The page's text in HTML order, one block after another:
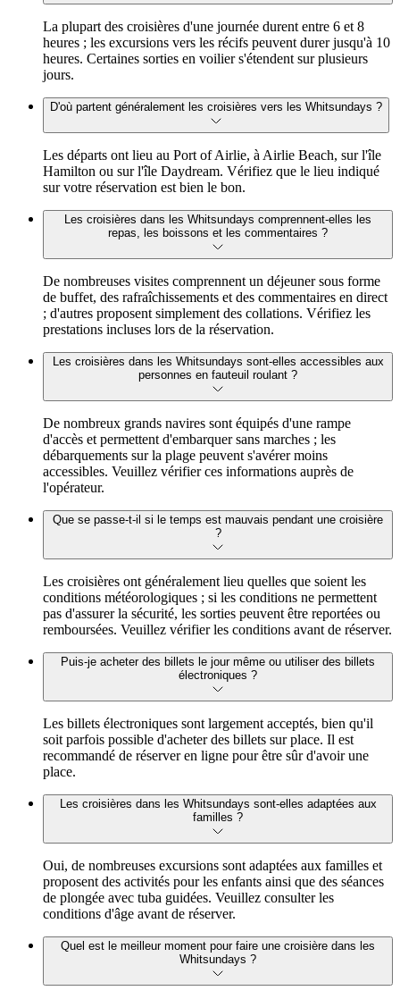
La plupart des croisières d'une journée durent entre 6 et 8
heures ; les excursions vers les récifs peuvent durer jusqu'à 10
heures. Certaines sorties en voilier s'étendent sur plusieurs
jours.
D'où partent généralement les croisières vers les Whitsundays ?
Les départs ont lieu au Port of Airlie, à Airlie Beach, sur l'île
Hamilton ou sur l'île Daydream. Vérifiez que le lieu indiqué
sur votre réservation est bien le bon.
Les croisières dans les Whitsundays comprennent-elles les
repas, les boissons et les commentaires ?
De nombreuses visites comprennent un déjeuner sous forme
de buffet, des rafraîchissements et des commentaires en direct
; d'autres proposent simplement des collations. Vérifiez les
prestations incluses lors de la réservation.
Les croisières dans les Whitsundays sont-elles accessibles aux
personnes en fauteuil roulant ?
De nombreux grands navires sont équipés d'une rampe
d'accès et permettent d'embarquer sans marches ; les
débarquements sur la plage peuvent s'avérer moins
accessibles. Veuillez vérifier ces informations auprès de
l'opérateur.
Que se passe-t-il si le temps est mauvais pendant une croisière
?
Les croisières ont généralement lieu quelles que soient les
conditions météorologiques ; si les conditions ne permettent
pas d'assurer la sécurité, les sorties peuvent être reportées ou
remboursées. Veuillez vérifier les conditions avant de réserver.
Puis-je acheter des billets le jour même ou utiliser des billets
électroniques ?
Les billets électroniques sont largement acceptés, bien qu'il
soit parfois possible d'acheter des billets sur place. Il est
recommandé de réserver en ligne pour être sûr d'avoir une
place.
Les croisières dans les Whitsundays sont-elles adaptées aux
familles ?
Oui, de nombreuses excursions sont adaptées aux familles et
proposent des activités pour les enfants ainsi que des séances
de plongée avec tuba guidées. Veuillez consulter les
conditions d'âge avant de réserver.
Quel est le meilleur moment pour faire une croisière dans les
Whitsundays ?